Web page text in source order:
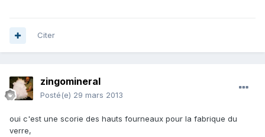
Citer
zingomineral
Posté(e) 29 mars 2013
oui c'est une scorie des hauts fourneaux pour la fabrique du
verre,